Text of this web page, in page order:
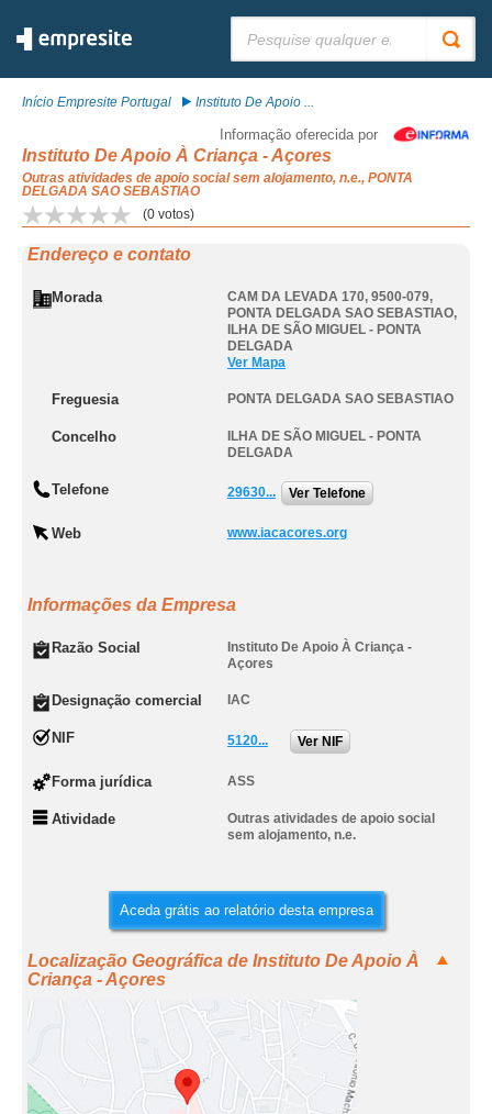
Início Empresite Portugal Instituto De Apoio ...
Informação oferecida por
Instituto De Apoio À Criança - Açores
Outras atividades de apoio social sem alojamento, n.e., PONTA
DELGADA SAO SEBASTIAO
(0 votos)
Endereço e contato
Morada CAM DA LEVADA 170, 9500-079,
PONTA DELGADA SAO SEBASTIAO,
ILHA DE SÃO MIGUEL - PONTA
DELGADA
Ver Mapa
Freguesia PONTA DELGADA SAO SEBASTIAO
Concelho
ILHA DE SÃO MIGUEL - PONTA
DELGADA
Telefone 29630... Ver Telefone
Web www.iacacores.org
Informações da Empresa
Razão Social
Instituto De Apoio À Criança -
Açores
Designação comercial IAC
NIF 5120... Ver NIF
Forma jurídica ASS
Atividade
Outras atividades de apoio social
sem alojamento, n.e.
Aceda grátis ao relatório desta empresa
Localização Geográfica de Instituto De Apoio À
Criança - Açores